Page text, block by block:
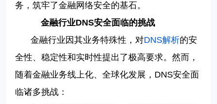
务，筑牢了金融网络安全的基石。
金融行业DNS安全面临的挑战
金融行业因其业务特殊性，对DNS解析的安
全性、稳定性和实时性提出了极高要求。然而，
随着金融业务线上化、全球化发展， DNS安全面
临诸多挑战：